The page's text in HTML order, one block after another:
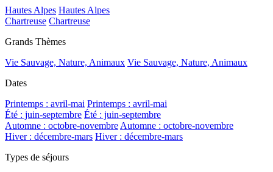
Hautes Alpes Hautes Alpes
Chartreuse Chartreuse
Grands Thèmes
Vie Sauvage, Nature, Animaux Vie Sauvage, Nature, Animaux
Dates
Printemps : avril-mai Printemps : avril-mai
Été : juin-septembre Été : juin-septembre
Automne : octobre-novembreAutomne : octobre-novembre
Hiver : décembre-mars Hiver : décembre-mars
Types de séjours